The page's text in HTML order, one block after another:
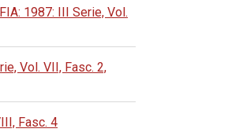
1987: III Serie, Vol.
Vol. VII, Fasc. 2,
Fasc. 4